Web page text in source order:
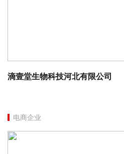
滴壹堂生物科技河北有限公司
电商企业